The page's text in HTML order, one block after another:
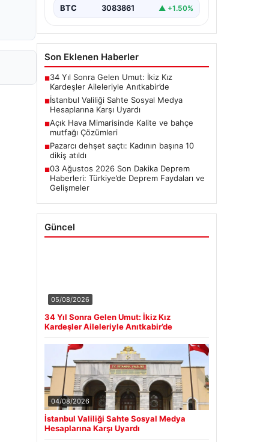
BTC 3083861 ▲ +1.50%
Son Eklenen Haberler
■34 Yıl Sonra Gelen Umut: İkiz Kız
Kardeşler Aileleriyle Anıtkabir’de
■İstanbul Valiliği Sahte Sosyal Medya
Hesaplarına Karşı Uyardı
■Açık Hava Mimarisinde Kalite ve bahçe
mutfağı Çözümleri
■Pazarcı dehşet saçtı: Kadının başına 10
dikiş atıldı
■03 Ağustos 2026 Son Dakika Deprem
Haberleri: Türkiye’de Deprem Faydaları ve
Gelişmeler
Güncel
05/08/2026
34 Yıl Sonra Gelen Umut: İkiz Kız
Kardeşler Aileleriyle Anıtkabir’de
04/08/2026
İstanbul Valiliği Sahte Sosyal Medya
Hesaplarına Karşı Uyardı